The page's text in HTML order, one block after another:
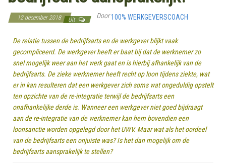
12 december 2018 Uit Door100% WERKGEVERSCOACH
De relatie tussen de bedrijfsarts en de werkgever blijkt vaak
gecompliceerd. De werkgever heeft er baat bij dat de werknemer zo
snel mogelijk weer aan het werk gaat en is hierbij afhankelijk van de
bedrijfsarts. De zieke werknemer heeft recht op loon tijdens ziekte, wat
er in kan resulteren dat een werkgever zich soms wat ongeduldig opstelt
ten opzichte van de re-integratie terwijl de bedrijfsarts een
onafhankelijke derde is. Wanneer een werkgever niet goed bijdraagt
aan de re-integratie van de werknemer kan hem bovendien een
loonsanctie worden opgelegd door het UWV. Maar wat als het oordeel
van de bedrijfsarts een onjuiste was? Is het dan mogelijk om de
bedrijfsarts aansprakelijk te stellen?